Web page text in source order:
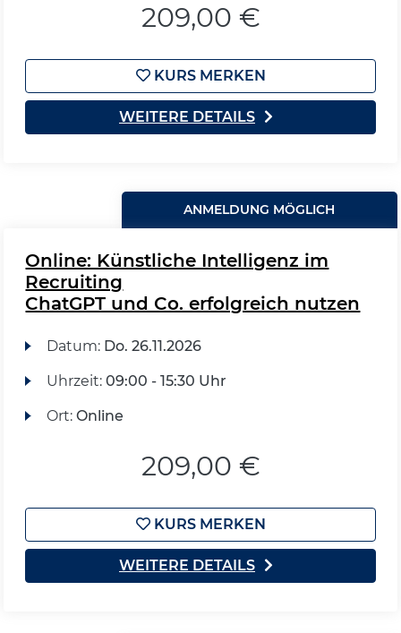
209,00 €
KURS MERKEN
WEITERE DETAILS
ANMELDUNG MÖGLICH
Online: Künstliche Intelligenz im
Recruiting
ChatGPT und Co. erfolgreich nutzen
Datum: Do. 26.11.2026
Uhrzeit: 09:00 - 15:30 Uhr
Ort: Online
209,00 €
KURS MERKEN
WEITERE DETAILS